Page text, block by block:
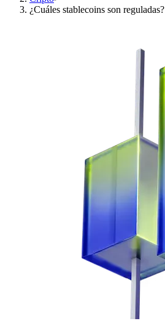
¿Cuáles stablecoins son reguladas?